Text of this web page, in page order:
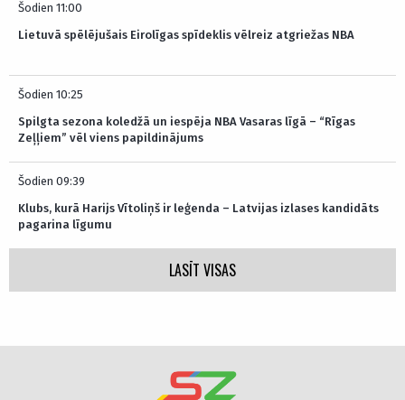
Šodien 11:00
Lietuvā spēlējušais Eirolīgas spīdeklis vēlreiz atgriežas NBA
Šodien 10:25
Spilgta sezona koledžā un iespēja NBA Vasaras līgā – “Rīgas
Zeļļiem” vēl viens papildinājums
Šodien 09:39
Klubs, kurā Harijs Vītoliņš ir leģenda – Latvijas izlases kandidāts
pagarina līgumu
LASĪT VISAS